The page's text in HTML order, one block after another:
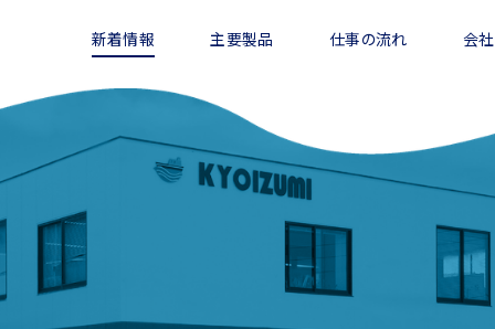
新着情報 主要製品 仕事の流れ 会